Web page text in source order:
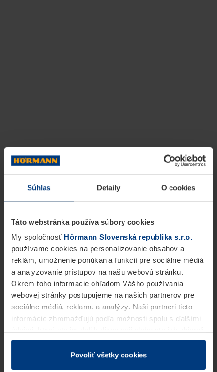
Súhlas Detaily O cookies
Táto webstránka používa súbory cookies
My spoločnosť Hörmann Slovenská republika s.r.o.
používame cookies na personalizovanie obsahov a
reklám, umožnenie ponúkania funkcií pre sociálne médiá
a analyzovanie prístupov na našu webovú stránku.
Okrem toho informácie ohľadom Vášho používania
webovej stránky postupujeme na našich partnerov pre
sociálne médiá, reklamu a analýzy. Naši partneri tieto
informácie zhromažďujú podľa možnosti spolu s ďalšími
v rámci Vášho využívania služieb.
Z právneho hľadiska môžeme cookies ukladať na Vašom
Povoliť všetky cookies